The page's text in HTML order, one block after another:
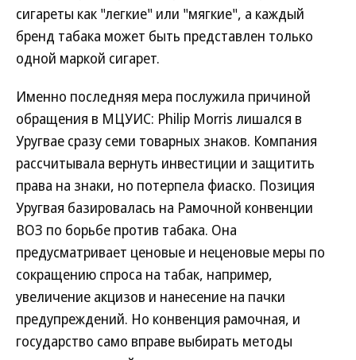
сигареты как "легкие" или "мягкие", а каждый
бренд табака может быть представлен только
одной маркой сигарет.
Именно последняя мера послужила причиной
обращения в МЦУИС: Philip Morris лишался в
Уругвае сразу семи товарных знаков. Компания
рассчитывала вернуть инвестиции и защитить
права на знаки, но потерпела фиаско. Позиция
Уругвая базировалась на Рамочной конвенции
ВОЗ по борьбе против табака. Она
предусматривает ценовые и неценовые меры по
сокращению спроса на табак, например,
увеличение акцизов и нанесение на пачки
предупреждений. Но конвенция рамочная, и
государство само вправе выбирать методы